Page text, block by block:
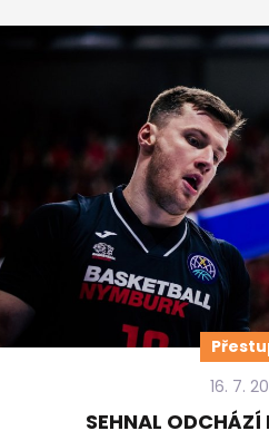
16. 7.
SEHNAL